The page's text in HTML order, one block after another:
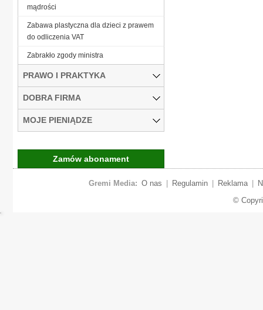
mądrości
Zabawa plastyczna dla dzieci z prawem
do odliczenia VAT
Zabrakło zgody ministra
PRAWO I PRAKTYKA
DOBRA FIRMA
MOJE PIENIĄDZE
Zamów abonament
Gremi Media: O nas Regulamin Reklama
©